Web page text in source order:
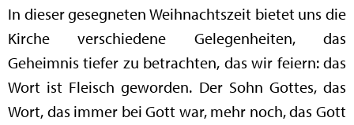
In dieser gesegneten Weihnachtszeit bietet uns die
Kirche verschiedene Gelegenheiten, das
Geheimnis tiefer zu betrachten, das wir feiern: das
Wort ist Fleisch geworden. Der Sohn Gottes, das
Wort, das immer bei Gott war, mehr noch, das Gott